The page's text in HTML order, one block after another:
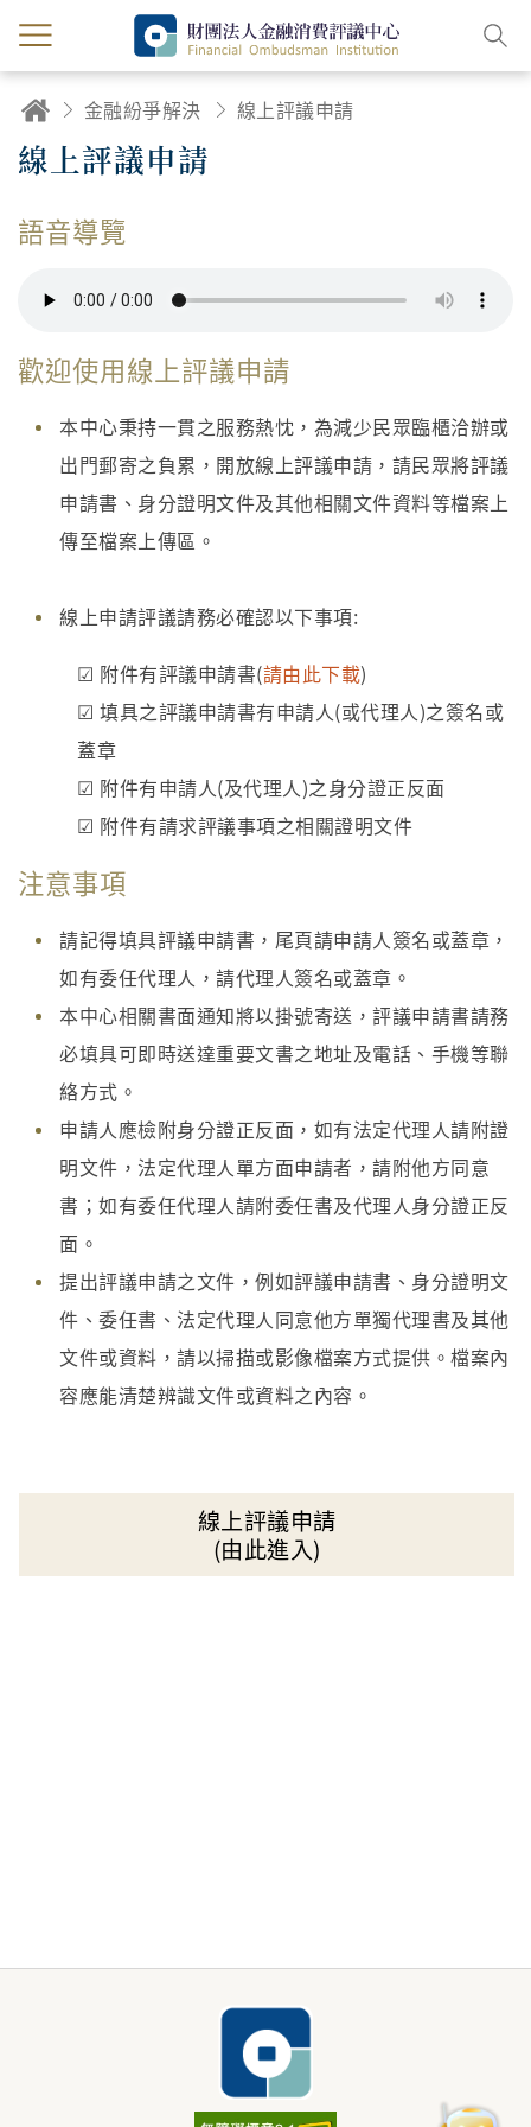
金融紛爭解決 線上評議申請
線上評議申請
語音導覽
歡迎使用線上評議申請
本中心秉持一貫之服務熱忱，為減少民眾臨櫃洽辦或
出門郵寄之負累，開放線上評議申請，請民眾將評議
申請書、身分證明文件及其他相關文件資料等檔案上
傳至檔案上傳區。
線上申請評議請務必確認以下事項:
☑ 附件有評議申請書(請由此下載)
☑ 填具之評議申請書有申請人(或代理人)之簽名或
蓋章
☑ 附件有申請人(及代理人)之身分證正反面
☑ 附件有請求評議事項之相關證明文件
注意事項
請記得填具評議申請書，尾頁請申請人簽名或蓋章，
如有委任代理人，請代理人簽名或蓋章。
本中心相關書面通知將以掛號寄送，評議申請書請務
必填具可即時送達重要文書之地址及電話、手機等聯
絡方式。
申請人應檢附身分證正反面，如有法定代理人請附證
明文件，法定代理人單方面申請者，請附他方同意
書；如有委任代理人請附委任書及代理人身分證正反
面。
提出評議申請之文件，例如評議申請書、身分證明文
件、委任書、法定代理人同意他方單獨代理書及其他
文件或資料，請以掃描或影像檔案方式提供。檔案內
容應能清楚辨識文件或資料之內容。
線上評議申請
(由此進入)